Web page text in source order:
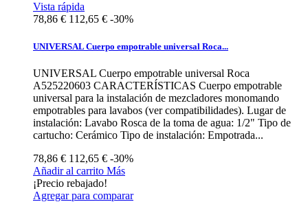
Vista rápida
78,86 € 112,65 € -30%
UNIVERSAL Cuerpo empotrable universal Roca...
UNIVERSAL Cuerpo empotrable universal Roca
A525220603 CARACTERÍSTICAS Cuerpo empotrable
universal para la instalación de mezcladores monomando
empotrables para lavabos (ver compatibilidades). Lugar de
instalación: Lavabo Rosca de la toma de agua: 1/2" Tipo de
cartucho: Cerámico Tipo de instalación: Empotrada...
78,86 € 112,65 € -30%
Añadir al carrito Más
¡Precio rebajado!
Agregar para comparar